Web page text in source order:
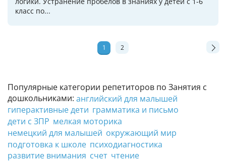
Популярные категории репетиторов по Занятия с
дошкольниками: английский для малышей
гиперактивные дети грамматика и письмо
дети с ЗПР мелкая моторика
немецкий для малышей окружающий мир
подготовка к школе психодиагностика
развитие внимания счет чтение
класс по...
1 2